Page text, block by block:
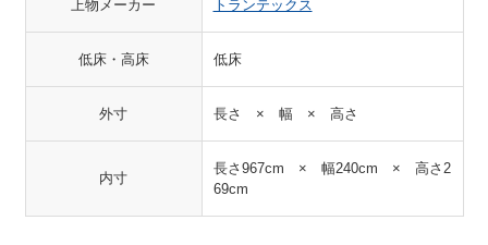
上物メーカー トランテックス
低床・高床 低床
外寸 長さ × 幅 × 高さ
内寸
長さ967cm × 幅240cm × 高さ2
69cm